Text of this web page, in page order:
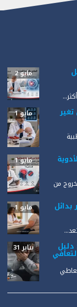
مايو 2
مايو 1
مايو 1
من
مايو 1
دليل
يناير 31